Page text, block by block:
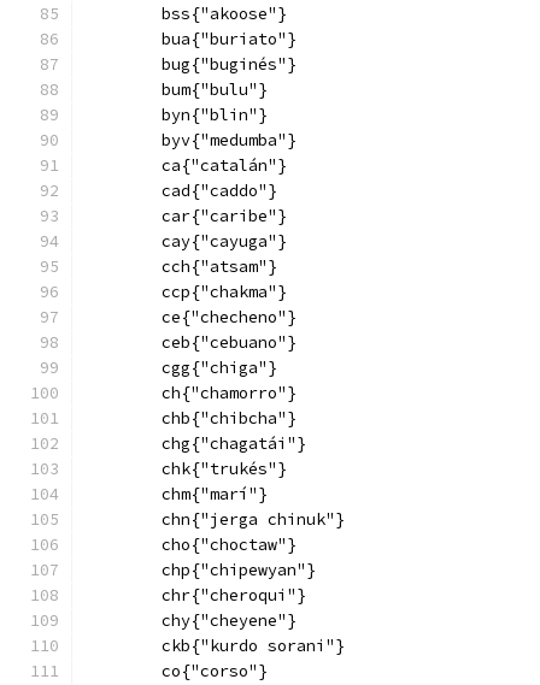
        bss{"akoose"}
        bua{"buriato"}
        bug{"buginés"}
        bum{"bulu"}
        byn{"blin"}
        byv{"medumba"}
        ca{"catalán"}
        cad{"caddo"}
        car{"caribe"}
        cay{"cayuga"}
        cch{"atsam"}
        ccp{"chakma"}
        ce{"checheno"}
        ceb{"cebuano"}
        cgg{"chiga"}
        ch{"chamorro"}
        chb{"chibcha"}
        chg{"chagatái"}
        chk{"trukés"}
        chm{"marí"}
        chn{"jerga chinuk"}
        cho{"choctaw"}
        chp{"chipewyan"}
        chr{"cheroqui"}
        chy{"cheyene"}
        ckb{"kurdo sorani"}
        co{"corso"}